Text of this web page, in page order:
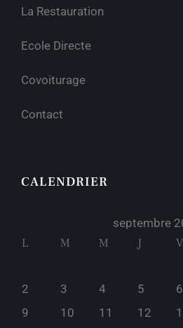
La Restauration
Ecole Directe
Covoiturage
Contact
CALENDRIER
septembre
L M M J V
2
3 4 5 6
9
10 11 12